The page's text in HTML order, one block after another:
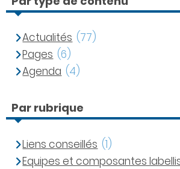
Actualités (77)
Pages (6)
Agenda (4)
Par rubrique
Liens conseillés (1)
Equipes et composantes